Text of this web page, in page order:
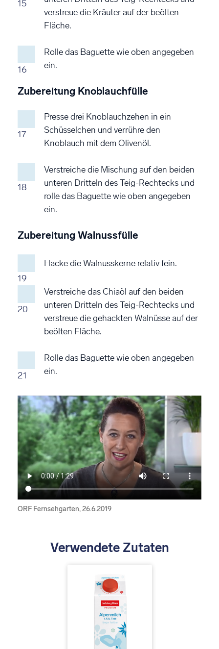
15
verstreue die Kräuter auf der beölten
Fläche.
16
Rolle das Baguette wie oben angegeben
ein.
Zubereitung Knoblauchfülle
17
Presse drei Knoblauchzehen in ein
Schüsselchen und verrühre den
Knoblauch mit dem Olivenöl.
18
Verstreiche die Mischung auf den beiden
unteren Dritteln des Teig-Rechtecks und
rolle das Baguette wie oben angegeben
ein.
Zubereitung Walnussfülle
19
Hacke die Walnusskerne relativ fein.
20
Verstreiche das Chiaöl auf den beiden
unteren Dritteln des Teig-Rechtecks und
verstreue die gehackten Walnüsse auf der
beölten Fläche.
21
Rolle das Baguette wie oben angegeben
ein.
ORF Fernsehgarten, 26.6.2019
Verwendete Zutaten